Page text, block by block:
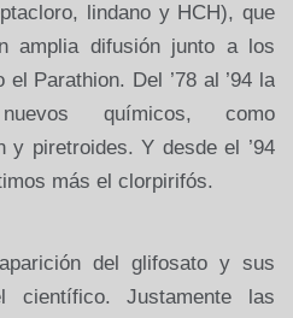
lindano y HCH), que
amplia difusión junto a los
el Parathion. Del ’78 al ’94 la
químicos, como
y piretroides. Y desde el ’94
más el clorpirifós.
del glifosato y sus
científico. Justamente las